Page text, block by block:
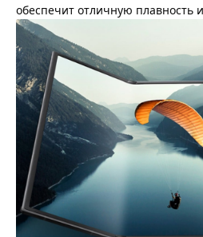
обеспечит отличную плавность